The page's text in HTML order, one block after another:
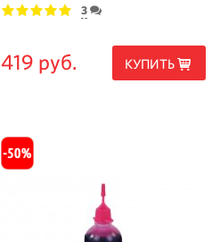
3
419 руб. КУПИТЬ